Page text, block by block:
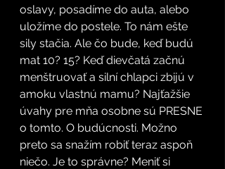
oslavy, posadíme do auta, alebo
uložíme do postele. To nám ešte
sily stačia. Ale čo bude, keď budú
mat 10? 15? Keď dievčatá začnú
menštruovať a silní chlapci zbijú v
amoku vlastnú mamu? Najťažšie
úvahy pre mňa osobne sú PRESNE
o tomto. O budúcnosti. Možno
preto sa snažím robiť teraz aspoň
niečo. Je to správne? Meniť si